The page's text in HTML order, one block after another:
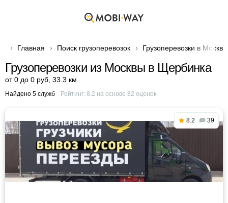
Главная Поиск грузоперевозок Грузоперевозки в Москве
Грузоперевозки из Москвы в Щербинка
от 0 до 0 руб 33.3 км
Найдено 5 служб Рейтинг: 8.2 на основе 82 оценок
8.2 39